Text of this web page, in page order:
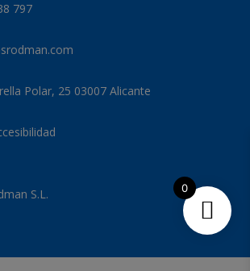
797
Polar, 25 03007 Alicante
S.L. 0